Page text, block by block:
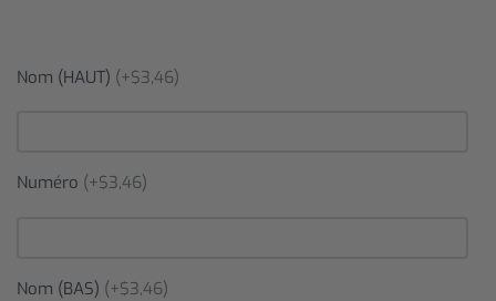
Nom (HAUT) (+$3,46)
Numéro (+$3,46)
Nom (BAS) (+$3,46)